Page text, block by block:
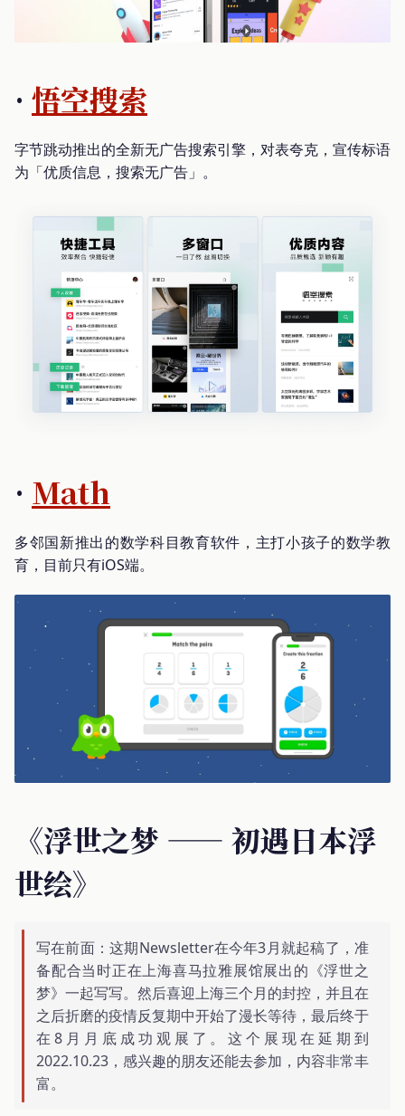
· 悟空搜索
字节跳动推出的全新无广告搜索引擎，对表夸克，宣传标语
为「优质信息，搜索无广告」。
· Math
多邻国新推出的数学科目教育软件，主打小孩子的数学教
育，目前只有iOS端。
《浮世之梦 —— 初遇日本浮
世绘》
写在前面：这期Newsletter在今年3月就起稿了，准
备配合当时正在上海喜马拉雅展馆展出的《浮世之
梦》一起写写。然后喜迎上海三个月的封控，并且在
之后折磨的疫情反复期中开始了漫长等待，最后终于
在8月月底成功观展了。这个展现在延期到
2022.10.23，感兴趣的朋友还能去参加，内容非常丰
富。